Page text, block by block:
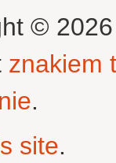
©
znakiem
.
site.